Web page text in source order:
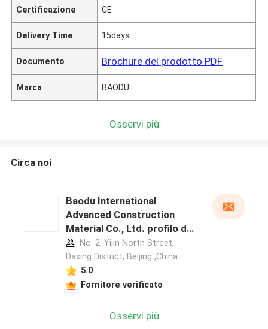
Certificazione CE
Delivery Time 15days
Documento Brochure del prodotto PDF
Marca BAODU
Osservi più
Circa noi
Baodu International
Advanced Construction
Material Co., Ltd. profilo del
produttore
No. 2, Yijin North Street,
Daxing District, Beijing ,China
5.0
Fornitore verificato
Osservi più